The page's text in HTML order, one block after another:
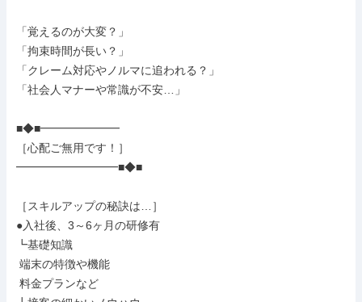
「覚えるのが大変？」
「拘束時間が長い？」
「クレーム対応やノルマに追われる？」
「社会人マナーや常識が不安…」
■◆■━━━━━━━
［心配ご無用です！］
━━━━━━━━━■◆■
［スキルアップの秘訣は…］
●入社後、3～6ヶ月の研修有
┗基礎知識